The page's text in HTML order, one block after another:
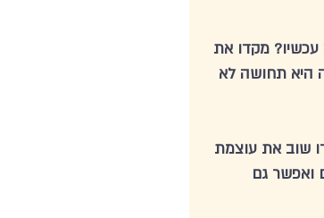
את עוצמת החרדה מ1-10, כמה זה עכשיו? מקדו את
היא תחושה לא
לאט. מספרו שוב את עוצמת
ואפשר גם